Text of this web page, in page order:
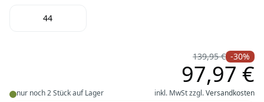
44
nur noch 2 Stück auf Lager
139,95 € -30%
97,97 €
inkl. MwSt zzgl.Versandkosten